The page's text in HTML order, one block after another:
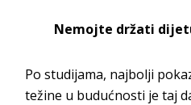
Nemojte držati
Po studijama, najbolji
težine u budućnosti je taj